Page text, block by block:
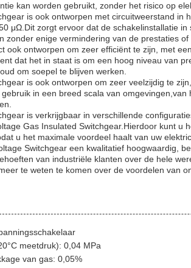
kan worden gebruikt, zonder het risico op
is ook ontworpen met circuitweerstand in
μΩ.Dit zorgt ervoor dat de schakelinstallatie
zonder enige vermindering van de prestaties of
ook ontworpen om zeer efficiënt te zijn, met
dat het in staat is om een hoog niveau van
om soepel te blijven werken.
is ook ontworpen om zeer veelzijdig te
in een breed scala van
is verkrijgbaar in verschillende
Gas Insulated Switchgear.Hierdoor kunt u
u het maximale voordeel haalt van uw
Switchgear een kwalitatief hoogwaardig,
van industriële klanten over de hele
te weten te komen over de voordelen van
meetdruk): 0,04 MPa
van gas: 0,05%